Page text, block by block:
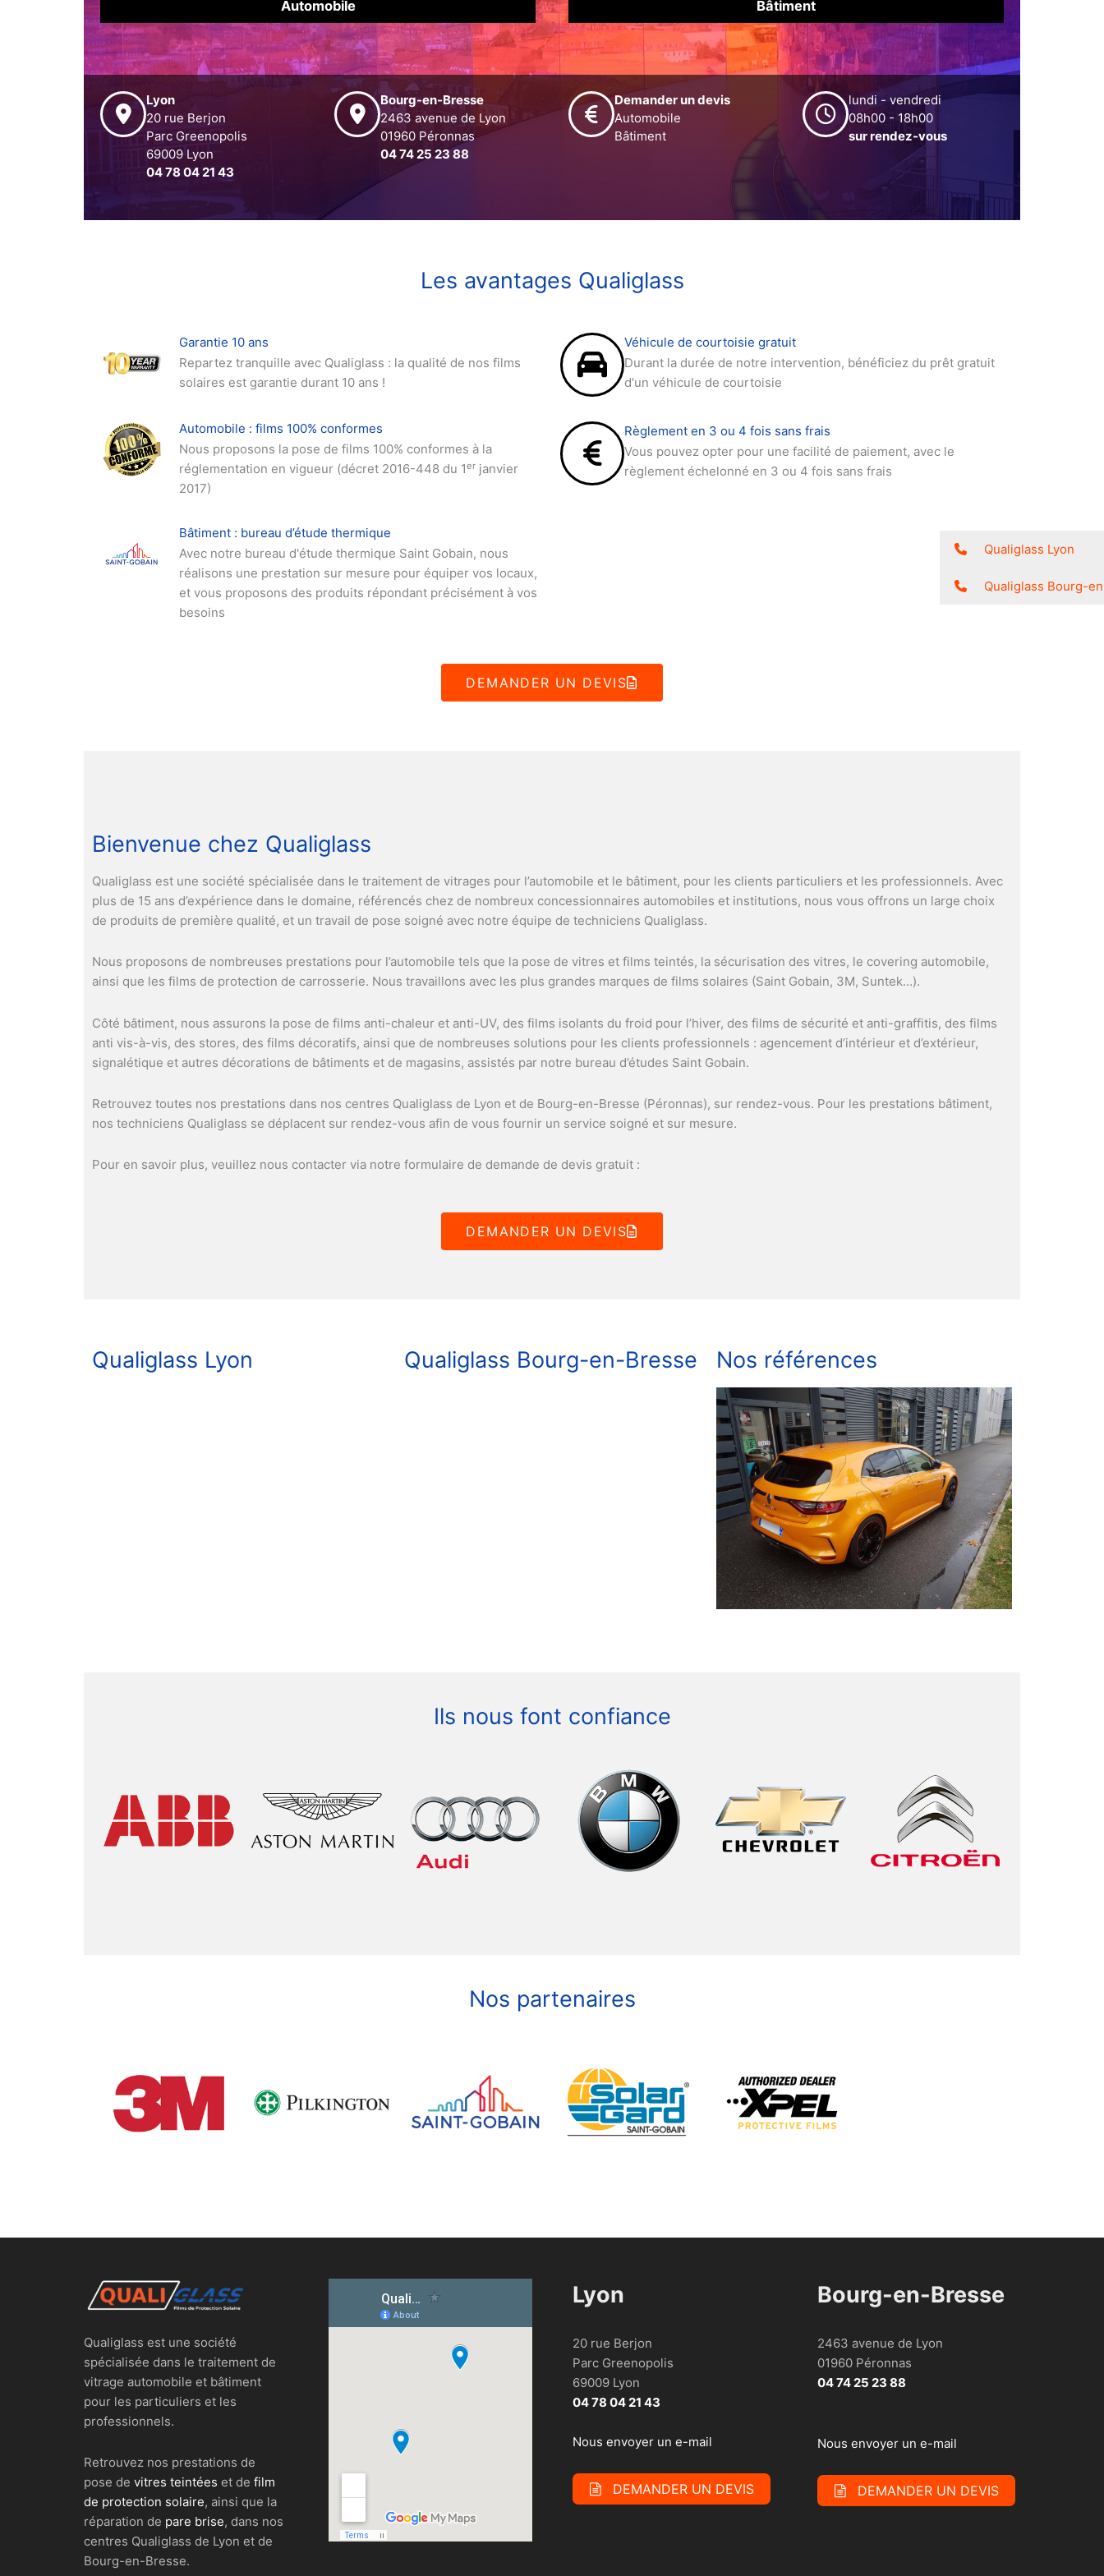
Automobile Bâtiment
Lyon
20 rue Berjon
Parc Greenopolis
69009 Lyon
04 78 04 21 43
Bourg-en-Bresse
2463 avenue de Lyon
01960 Péronnas
04 74 25 23 88
Demander un devis
Automobile
Bâtiment
lundi - vendredi
08h00 - 18h00
sur rendez-vous
Les avantages Qualiglass
Garantie 10 ans
Repartez tranquille avec Qualiglass : la qualité de nos films
solaires est garantie durant 10 ans !
Automobile : films 100% conformes
Nous proposons la pose de films 100% conformes à la
réglementation en vigueur (décret 2016-448 du 1erjanvier
2017)
Bâtiment : bureau d’étude thermique
Avec notre bureau d'étude thermique Saint Gobain, nous
réalisons une prestation sur mesure pour équiper vos locaux,
et vous proposons des produits répondant précisément à vos
besoins
Véhicule de courtoisie gratuit
Durant la durée de notre intervention, bénéficiez du prêt gratuit
d'un véhicule de courtoisie
Règlement en 3 ou 4 fois sans frais
Vous pouvez opter pour une facilité de paiement, avec le
règlement échelonné en 3 ou 4 fois sans frais
DEMANDER UN DEVIS
Bienvenue chez Qualiglass
Qualiglass est une société spécialisée dans le traitement de vitrages pour l’automobile et le bâtiment, pour les clients particuliers et les professionnels. Avec
plus de 15 ans d’expérience dans le domaine, référencés chez de nombreux concessionnaires automobiles et institutions, nous vous offrons un large choix
de produits de première qualité, et un travail de pose soigné avec notre équipe de techniciens Qualiglass.
Nous proposons de nombreuses prestations pour l’automobile tels que la pose de vitres et films teintés, la sécurisation des vitres, le covering automobile,
ainsi que les films de protection de carrosserie. Nous travaillons avec les plus grandes marques de films solaires (Saint Gobain, 3M, Suntek…).
Côté bâtiment, nous assurons la pose de films anti-chaleur et anti-UV, des films isolants du froid pour l’hiver, des films de sécurité et anti-graffitis, des films
anti vis-à-vis, des stores, des films décoratifs, ainsi que de nombreuses solutions pour les clients professionnels : agencement d’intérieur et d’extérieur,
signalétique et autres décorations de bâtiments et de magasins, assistés par notre bureau d’études Saint Gobain.
Retrouvez toutes nos prestations dans nos centres Qualiglass de Lyon et de Bourg-en-Bresse (Péronnas), sur rendez-vous. Pour les prestations bâtiment,
nos techniciens Qualiglass se déplacent sur rendez-vous afin de vous fournir un service soigné et sur mesure.
Pour en savoir plus, veuillez nous contacter via notre formulaire de demande de devis gratuit :
DEMANDER UN DEVIS
Qualiglass Lyon Qualiglass Bourg-en-Bresse Nos références
Ils nous font confiance
Nos partenaires
Qualiglass est une société
spécialisée dans le traitement de
vitrage automobile et bâtiment
pour les particuliers et les
professionnels.
Retrouvez nos prestations de
pose de vitres teintées et de film
de protection solaire, ainsi que la
réparation de pare brise, dans nos
centres Qualiglass de Lyon et de
Bourg-en-Bresse.
Lyon
20 rue Berjon
Parc Greenopolis
69009 Lyon
04 78 04 21 43
Nous envoyer un e-mail
DEMANDER UN DEVIS
Bourg-en-Bresse
2463 avenue de Lyon
01960 Péronnas
04 74 25 23 88
Nous envoyer un e-mail
DEMANDER UN DEVIS
Qualiglass Lyon
Qualiglass Bourg-